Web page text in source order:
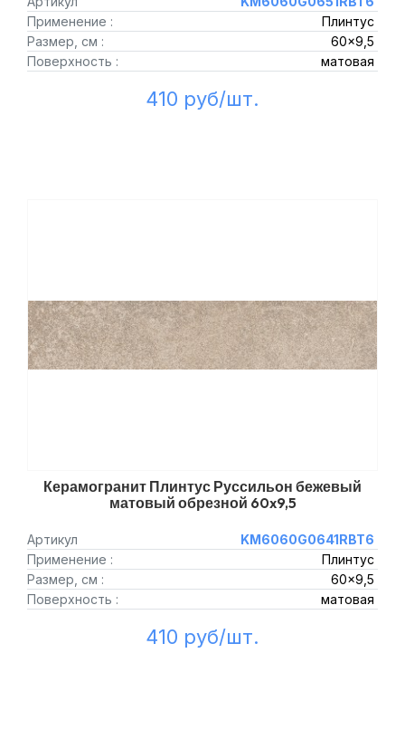
Применение :
Плинтус
Размер, см :
60x9,5
Поверхность :
матовая
410 руб/шт.
Керамогранит Плинтус Руссильон бежевый
матовый обрезной 60x9,5
Артикул
KM6060G0641RBT6
Применение :
Плинтус
Размер, см :
60x9,5
Поверхность :
матовая
410 руб/шт.